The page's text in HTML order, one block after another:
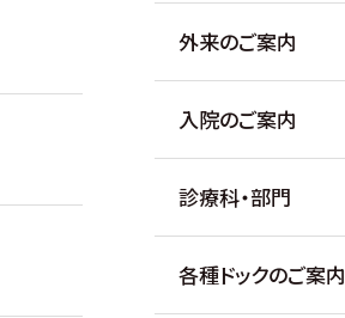
外来のご案内
入院のご案内
診療科・部門
各種ドックのご案内